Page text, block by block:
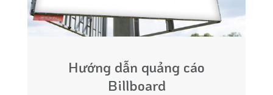
Hướng dẫn quảng cáo
Billboard